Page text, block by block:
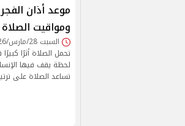
موعد أذان
ومواقيت
السبت 28/مارس/2026 - 03:30 ص
تحمل الصلاة أثرًا
لحظة يقف فيها
تساعد الصلاة على